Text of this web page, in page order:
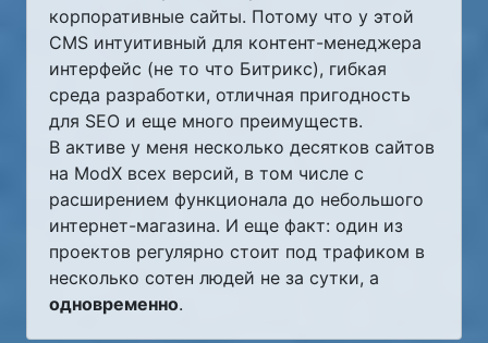
корпоративные сайты. Потому что у этой
CMS интуитивный для контент-менеджера
интерфейс (не то что Битрикс), гибкая
среда разработки, отличная пригодность
для SEO и еще много преимуществ.
В активе у меня несколько десятков сайтов
на ModX всех версий, в том числе с
расширением функционала до небольшого
интернет-магазина. И еще факт: один из
проектов регулярно стоит под трафиком в
несколько сотен людей не за сутки, а
одновременно.